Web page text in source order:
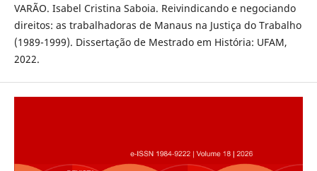
VARÃO. Isabel Cristina Saboia. Reivindicando e negociando
direitos: as trabalhadoras de Manaus na Justiça do Trabalho
(1989-1999). Dissertação de Mestrado em História: UFAM,
2022.